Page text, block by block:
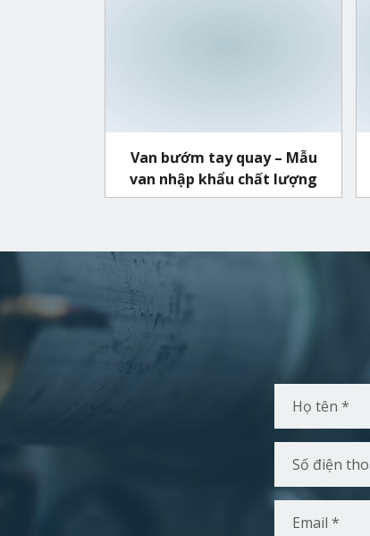
Van bướm tay quay – Mẫu
van nhập khẩu chất lượng